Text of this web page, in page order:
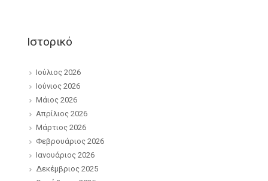
Ιστορικό
Ιούλιος 2026
Ιούνιος 2026
Μάιος 2026
Απρίλιος 2026
Μάρτιος 2026
Φεβρουάριος 2026
Ιανουάριος 2026
Δεκέμβριος 2025